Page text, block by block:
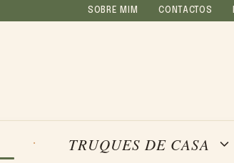
SOBRE MIM CONTACTOS
TRUQUES DE CASA